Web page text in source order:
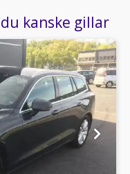
kanske gillar